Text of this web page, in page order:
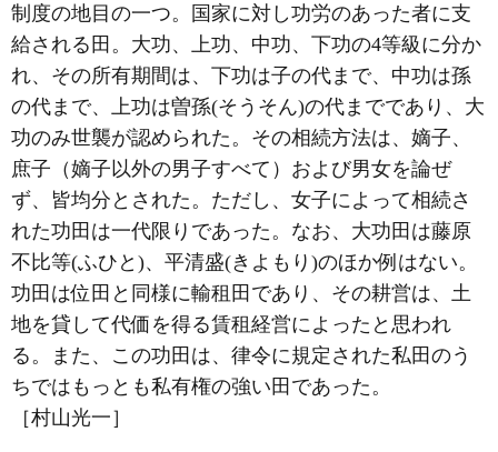
制度の地目の一つ。国家に対し功労のあった者に支
給される田。大功、上功、中功、下功の4等級に分か
れ、その所有期間は、下功は子の代まで、中功は孫
の代まで、上功は曽孫(そうそん)の代までであり、大
功のみ世襲が認められた。その相続方法は、嫡子、
庶子（嫡子以外の男子すべて）および男女を論ぜ
ず、皆均分とされた。ただし、女子によって相続さ
れた功田は一代限りであった。なお、大功田は藤原
不比等(ふひと)、平清盛(きよもり)のほか例はない。
功田は位田と同様に輸租田であり、その耕営は、土
地を貸して代価を得る賃租経営によったと思われ
る。また、この功田は、律令に規定された私田のう
ちではもっとも私有権の強い田であった。
［村山光一］